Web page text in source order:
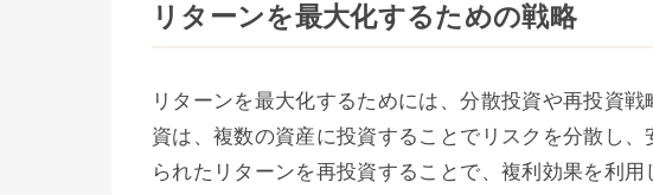
リターンを最大化するための戦略
リターンを最大化するためには、分散投資や再投資
資は、複数の資産に投資することでリスクを分散し
られたリターンを再投資することで、複利効果を利